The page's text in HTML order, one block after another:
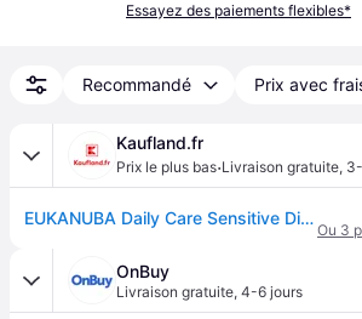
Essayez des paiements flexibles*
Recommandé Prix avec
Kaufland.fr
Prix le plus bas·Livraison gratuite,
EUKANUBA Daily Care Sensitive Digestion 12 kg
Ou 3
OnBuy
Livraison gratuite, 4-6 jours